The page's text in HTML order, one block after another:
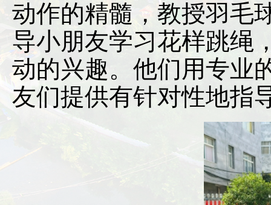
动作的精髓，教授羽毛
导小朋友学习花样跳绳
动的兴趣。他们用专业
友们提供有针对性地指